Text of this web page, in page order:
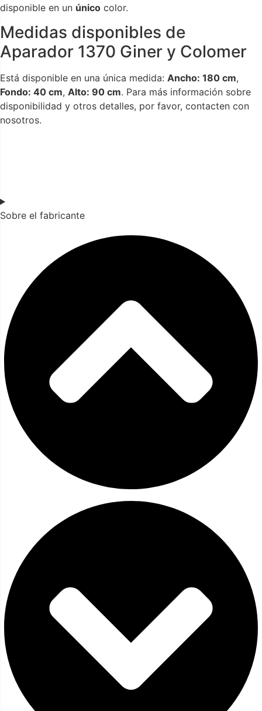
disponible en un único color.
Medidas disponibles de
Aparador 1370 Giner y Colomer
Está disponible en una única medida: Ancho: 180 cm,
Fondo: 40 cm, Alto: 90 cm. Para más información sobre
disponibilidad y otros detalles, por favor, contacten con
nosotros.
Sobre el fabricante